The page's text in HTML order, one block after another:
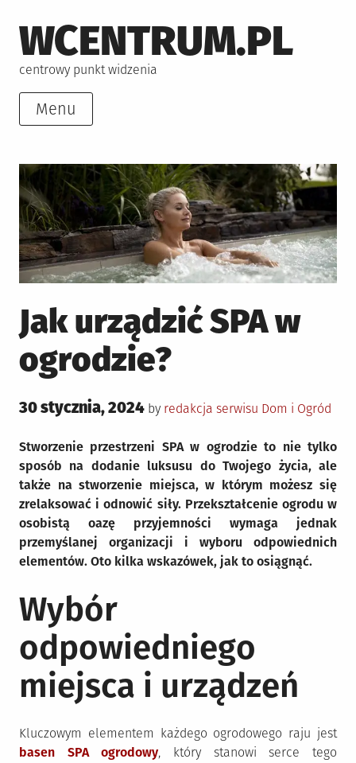
to
content
WCENTRUM.PL
centrowy punkt widzenia
Menu
Jak urządzić SPA w
ogrodzie?
Posted
30 stycznia, 2024 by redakcja serwisu Posted
Dom i Ogród
Stworzenie przestrzeni SPA w ogrodzie to nie tylko
sposób na dodanie luksusu do Twojego życia, ale
także na stworzenie miejsca, w którym możesz się
zrelaksować i odnowić siły. Przekształcenie ogrodu w
osobistą oazę przyjemności wymaga jednak
przemyślanej organizacji i wyboru odpowiednich
elementów. Oto kilka wskazówek, jak to osiągnąć.
Wybór
odpowiedniego
miejsca i urządzeń
Kluczowym elementem każdego ogrodowego raju jest
basen SPA ogrodowy, który stanowi serce tego